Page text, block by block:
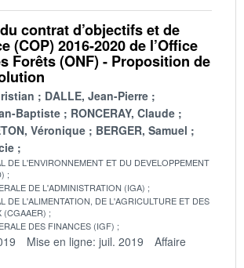
contrat d’objectifs et de
(COP) 2016-2020 de l’Office
Forêts (ONF) - Proposition de
DALLE, Jean-Pierre
Baptiste
RONCERAY, Claude
Véronique
BERGER, Samuel
DE L'ENVIRONNEMENT ET DU DEVELOPPEMENT
DE L'ADMINISTRATION (IGA)
DE L'ALIMENTATION, DE L'AGRICULTURE ET DES
(CGAAER)
DES FINANCES (IGF)
Mise en ligne: juil. 2019
Affaire